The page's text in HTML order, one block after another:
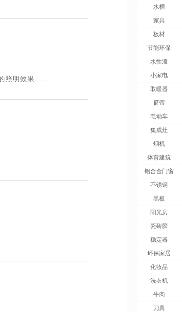
照明效果......
水槽
家具
板材
节能环保
水性漆
小家电
取暖器
窗帘
电动车
集成灶
烟机
体育建筑
铝合金门窗
不锈钢
黑板
阳光房
瓷砖胶
稳定器
环保家居
化妆品
洗衣机
牛肉
刀具